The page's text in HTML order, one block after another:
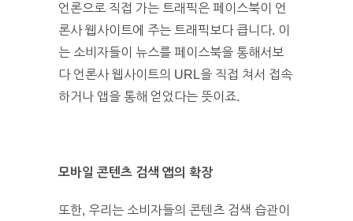
언론으로 직접 가는 트래픽은 페이스북이 언
론사 웹사이트에 주는 트래픽보다 큽니다. 이
는 소비자들이 뉴스를 페이스북을 통해서보
다 언론사 웹사이트의 URL을 직접 쳐서 접속
하거나 앱을 통해 얻었다는 뜻이죠.
모바일 콘텐츠 검색 앱의 확장
또한, 우리는 소비자들의 콘텐츠 검색 습관이